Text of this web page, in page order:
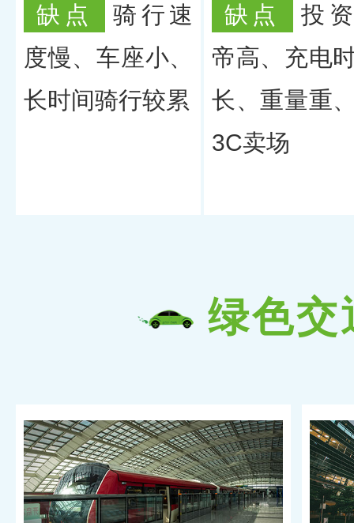
缺点
骑行速
度慢、车座小、
长时间骑行较累
缺点
投
帝高、充电
长、重量重
3C卖场
绿色交